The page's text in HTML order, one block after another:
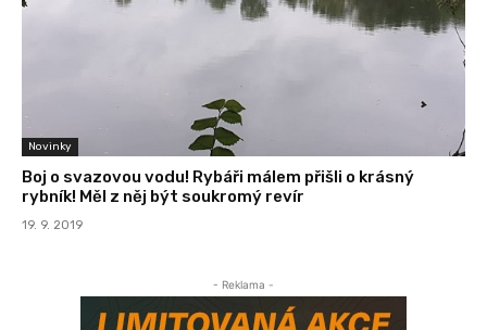
Novinky
Boj o svazovou vodu! Rybáři málem přišli o krásný
rybník! Měl z něj být soukromý revír
19. 9. 2019
- Reklama -